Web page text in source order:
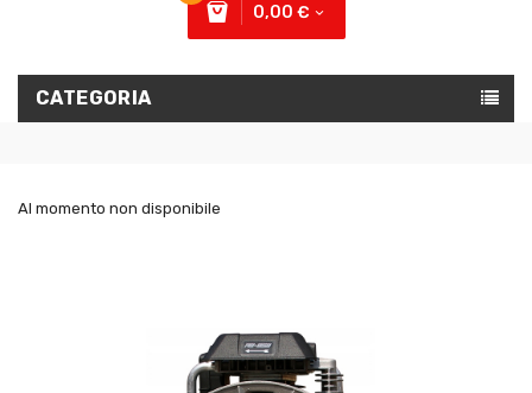
0,00 €
CATEGORIA
Al momento non disponibile